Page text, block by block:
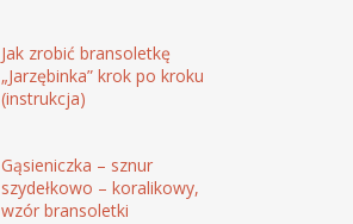
Jak zrobić bransoletkę
„Jarzębinka” krok po kroku
(instrukcja)
Gąsieniczka – sznur
szydełkowo – koralikowy,
wzór bransoletki